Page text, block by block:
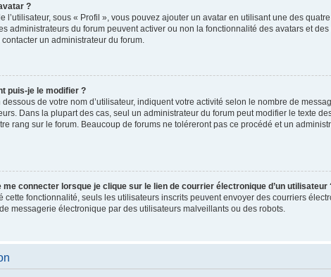
?
l’utilisateur, sous « Profil », vous pouvez ajouter un avatar en utilisant une des
administrateurs du forum peuvent activer ou non la fonctionnalité des avatars et
un administrateur du forum.
puis-je le modifier ?
de votre nom d’utilisateur, indiquent votre activité selon le nombre de
Dans la plupart des cas, seul un administrateur du forum peut modifier le texte
rang sur le forum. Beaucoup de forums ne toléreront pas ce procédé et un
me connecter lorsque je clique sur le lien de courrier électronique d’un utilisateur
cette fonctionnalité, seuls les utilisateurs inscrits peuvent envoyer des courriers
messagerie électronique par des utilisateurs malveillants ou des robots.